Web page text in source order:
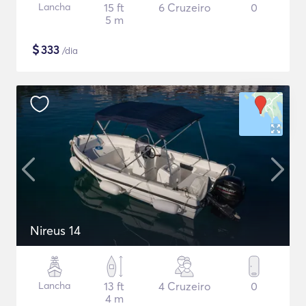
Lancha
15 ft
5 m
6 Cruzeiro 0
$333 /dia
Nireus 14
Lancha
13 ft
4 m
4 Cruzeiro 0